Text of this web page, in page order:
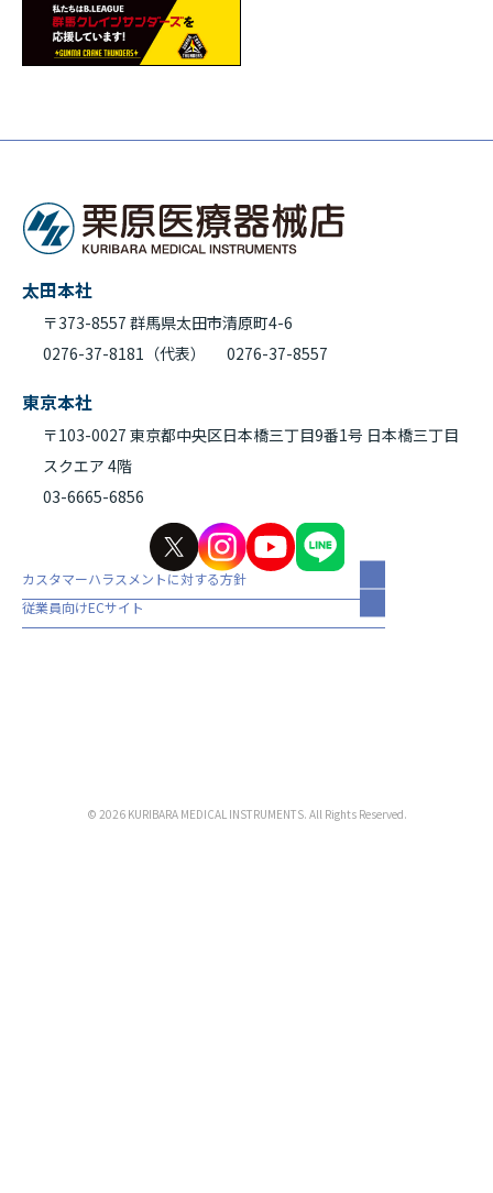
太田本社
〒373-8557 群馬県太田市清原町4-6
0276-37-8181（代表）
0276-37-8557
東京本社
〒103-0027 東京都中央区日本橋三丁目9番1号 日本橋三丁目
スクエア 4階
03-6665-6856
カスタマーハラスメントに対する方針
従業員向けECサイト
© 2026 KURIBARA MEDICAL INSTRUMENTS. All Rights Reserved.